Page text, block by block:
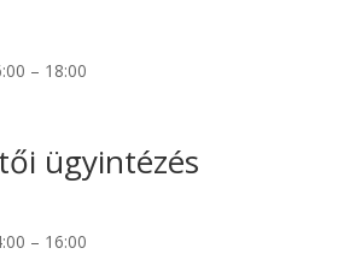
– 18:00
ügyintézés
– 16:00